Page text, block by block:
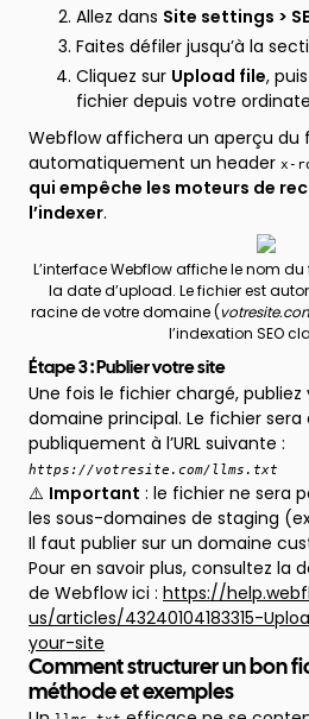
Allez dans Site settings >
Faites défiler jusqu’à la
Cliquez sur Upload file,
fichier depuis votre
Webflow affichera un aperçu du
automatiquement un header x-
qui empêche les moteurs de
l’indexer.
L’interface Webflow affiche le nom
la date d’upload. Le fichier est
racine de votre domaine (
l’indexation SEO
Étape 3 : Publier votre site
Une fois le fichier chargé, publiez
domaine principal. Le fichier sera
publiquement à l’URL suivante :
https://votresite.com/llms.txt
⚠️ Important : le fichier ne sera
les sous-domaines de staging
Il faut publier sur un domaine
Pour en savoir plus, consultez la
de Webflow ici : https://
us/articles/43240104183315-
your-site
Comment structurer un bon
méthode et exemples